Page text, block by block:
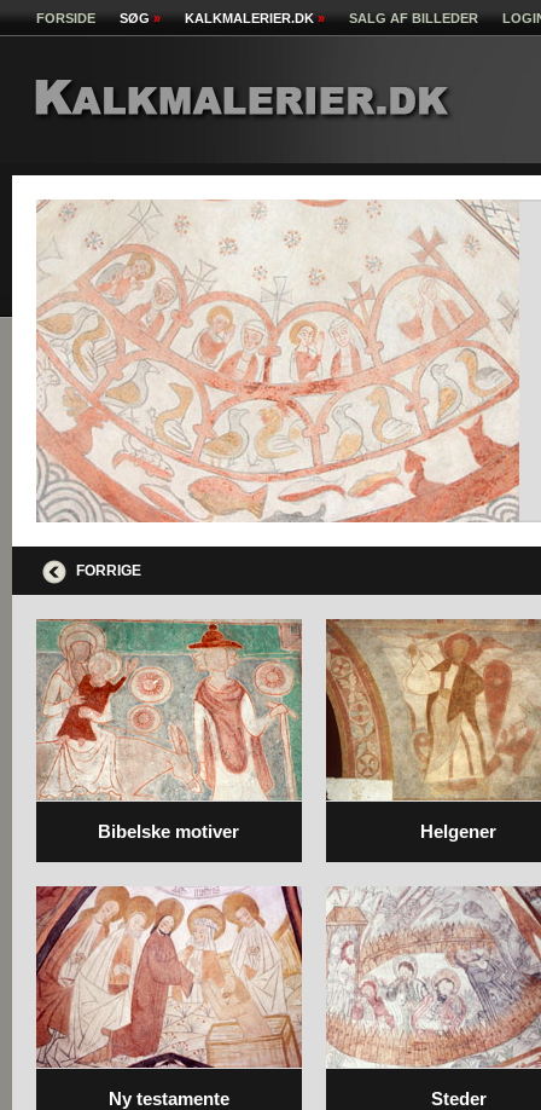
FORSIDE SØG » KALKMALERIER.DK » SALG AF BILLEDER
FORRIGE
Bibelske motiver Helgener
Ny testamente Steder